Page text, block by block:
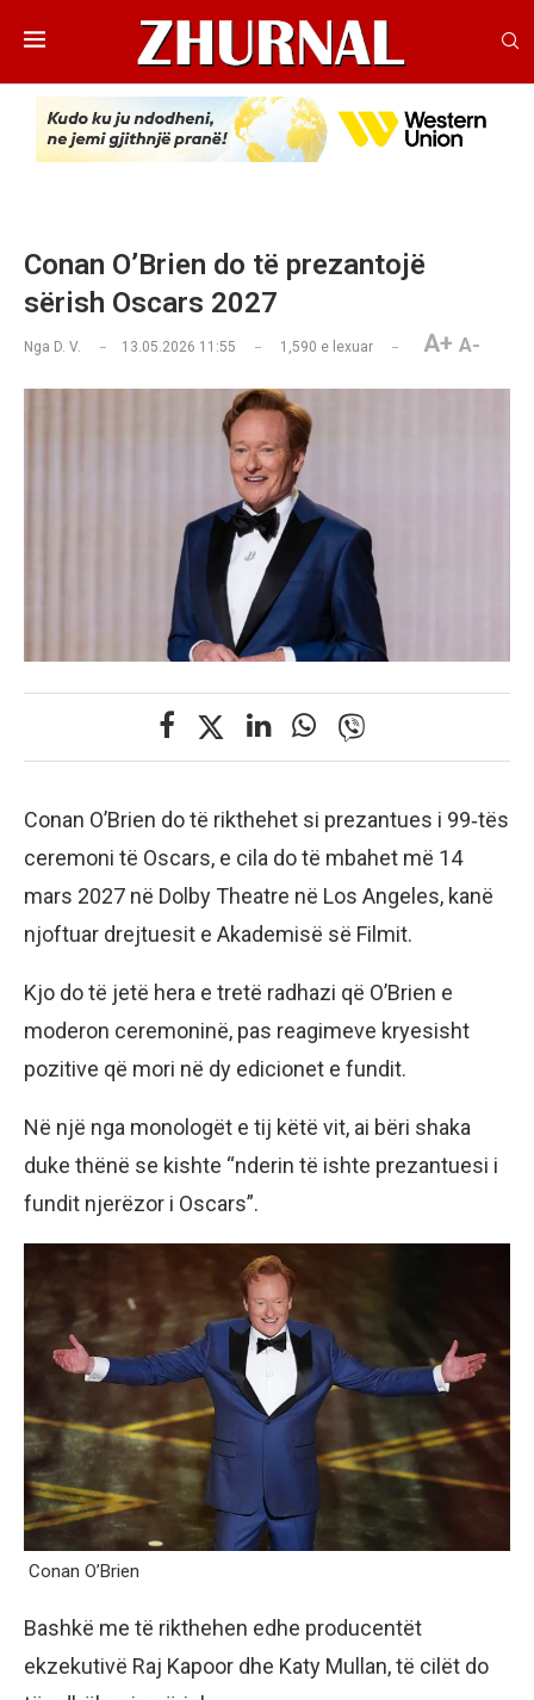
Conan O’Brien do të prezantojë
sërish Oscars 2027
Nga D. V. 13.05.2026 11:55 1,590 e lexuar A+ A-
Conan O’Brien do të rikthehet si prezantues i 99‑tës
ceremoni të Oscars, e cila do të mbahet më 14
mars 2027 në Dolby Theatre në Los Angeles, kanë
njoftuar drejtuesit e Akademisë së Filmit.
Kjo do të jetë hera e tretë radhazi që O’Brien e
moderon ceremoninë, pas reagimeve kryesisht
pozitive që mori në dy edicionet e fundit.
Në një nga monologët e tij këtë vit, ai bëri shaka
duke thënë se kishte “nderin të ishte prezantuesi i
fundit njerëzor i Oscars”.
Conan O’Brien
Bashkë me të rikthehen edhe producentët
ekzekutivë Raj Kapoor dhe Katy Mullan, të cilët do